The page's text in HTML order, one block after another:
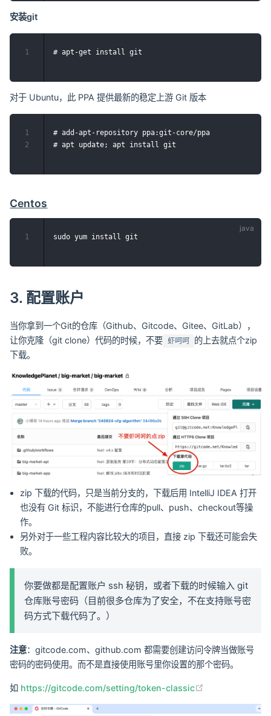
安装git
1
对于 Ubuntu，此 PPA 提供最新的稳定上游 Git 版本
# add-apt-repository ppa:git-core/ppa
1
2
Centos
1
3. 配置账户
当你拿到一个Git的仓库（Github、Gitcode、Gitee、GitLab），
让你克隆（git clone）代码的时候，不要 虾呵呵
的上去就点个zip
下载。
zip 下载的代码，只是当前分支的，下载后用 IntelliJ IDEA 打开
也没有 Git 标识，不能进行仓库的pull、push、checkout等操
作。
另外对于一些工程内容比较大的项目，直接 zip 下载还可能会失
败。
你要做都是配置账户 ssh 秘钥，或者下载的时候输入 git
仓库账号密码（目前很多仓库为了安全，不在支持账号密
码方式下载代码了。）
注意：gitcode.com、github.com 都需要创建访问令牌当做账号
密码的密码使用。而不是直接使用账号里你设置的那个密码。
如 https://gitcode.com/setting/token-classic